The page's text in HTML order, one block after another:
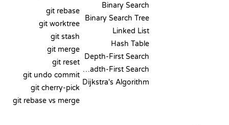
Binary Search
Binary Search Tree
Linked List
Hash Table
Depth-First Search
Breadth-First Search
Dijkstra's Algorithm
git rebase
git worktree
git stash
git merge
git reset
git undo commit
git cherry-pick
git rebase vs merge